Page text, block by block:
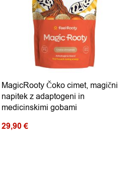
MagicRooty Čoko cimet, magični
napitek z adaptogeni in
medicinskimi gobami
29,90€